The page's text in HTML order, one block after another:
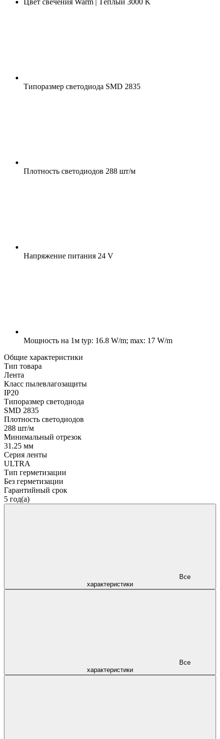
Типоразмер светодиода SMD 2835
Плотность светодиодов 288 шт/м
Напряжение питания 24 V
Мощность на 1м typ: 16.8 W/m; max: 17 W/m
Общие характеристики
Тип товара
Лента
Класс пылевлагозащиты
IP20
Типоразмер светодиода
SMD 2835
Плотность светодиодов
288 шт/м
Минимальный отрезок
31.25 мм
Серия ленты
ULTRA
Тип герметизации
Без герметизации
Гарантийный срок
5 год(а)
характеристики
характеристики